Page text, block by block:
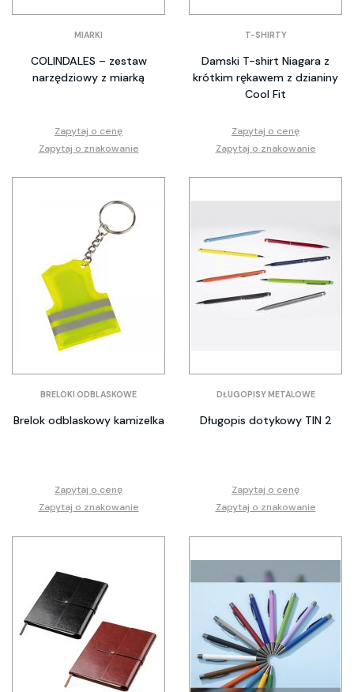
MIARKI
COLINDALES – zestaw
narzędziowy z miarką
Zapytaj o cenę
Zapytaj o znakowanie
T-SHIRTY
Damski T-shirt Niagara z
krótkim rękawem z dzianiny
Cool Fit
Zapytaj o cenę
Zapytaj o znakowanie
BRELOKI ODBLASKOWE
Brelok odblaskowy kamizelka
Zapytaj o cenę
Zapytaj o znakowanie
DŁUGOPISY METALOWE
Długopis dotykowy TIN 2
Zapytaj o cenę
Zapytaj o znakowanie